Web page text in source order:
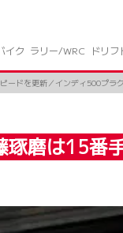
イク ラリー/WRC ドリフ
ードを更新／インディ500プラ
磨は15番